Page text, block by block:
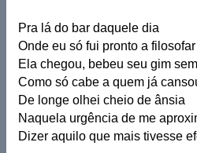
Pra lá do bar daquele dia
Onde eu só fui pronto a filosofar
Ela chegou, bebeu seu gim
Como só cabe a quem já
De longe olhei cheio de ânsia
Naquela urgência de me
Dizer aquilo que mais tivesse